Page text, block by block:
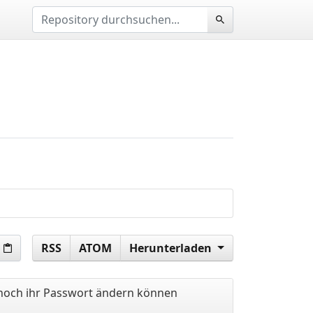
RSS ATOM Herunterladen
ihr Passwort ändern können